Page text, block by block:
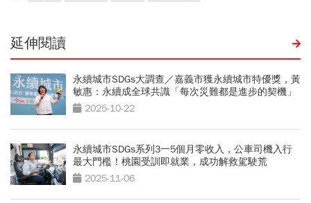
延伸閱讀
永續城市SDGs大調查／嘉義市獲永續城市特優獎，黃
敏惠：永續成全球共識「每次災難都是進步的契機」
2025-10-22
永續城市SDGs系列3一5個月零收入，公車司機入行
最大門檻！桃園受訓即就業，成功解救駕駛荒
2025-11-06